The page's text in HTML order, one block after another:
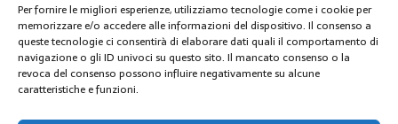
Per fornire le migliori esperienze, utilizziamo tecnologie come i cookie per
memorizzare e/o accedere alle informazioni del dispositivo. Il consenso a
queste tecnologie ci consentirà di elaborare dati quali il comportamento di
navigazione o gli ID univoci su questo sito. Il mancato consenso o la
revoca del consenso possono influire negativamente su alcune
caratteristiche e funzioni.